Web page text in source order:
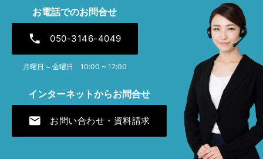
2024年12月 [1]
2024年7月 [1]
2023年12月 [1]
2023年7月 [1]
お電話でのお問合せ
phone 050-3146-4049
月曜日 ~ 金曜日 10:00 ~ 17:00
インターネットからお問合せ
mail お問い合わせ・資料請求